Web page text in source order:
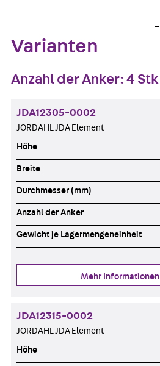
Varianten
Anzahl der Anker: 4 Stk
JDA12305-0002
JORDAHL JDA Element
Höhe
Breite
Durchmesser (mm)
Anzahl der Anker
Gewicht je Lagermengeneinheit
Mehr Informationen
JDA12315-0002
JORDAHL JDA Element
Höhe